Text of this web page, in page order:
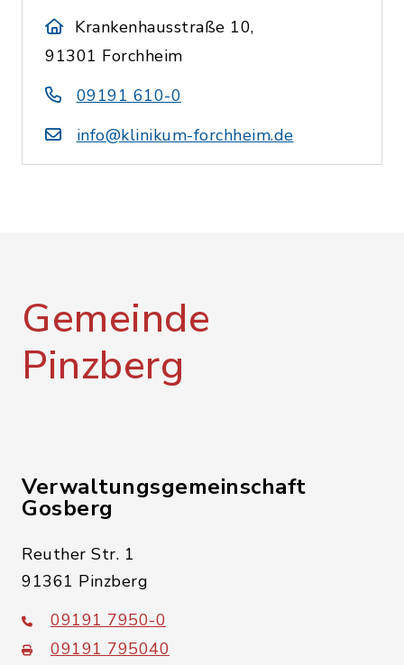
Krankenhausstraße 10,
91301 Forchheim
09191 610-0
info@klinikum-forchheim.de
Gemeinde
Pinzberg
Verwaltungsgemeinschaft
Gosberg
Reuther Str. 1
91361 Pinzberg
09191 7950-0
09191 795040